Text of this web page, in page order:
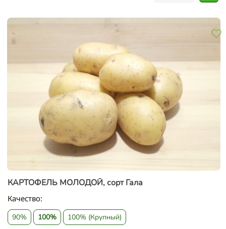
КАРТОФЕЛЬ МОЛОДОЙ, сорт Гала
Качество:
90% 100% 100% (Крупный)